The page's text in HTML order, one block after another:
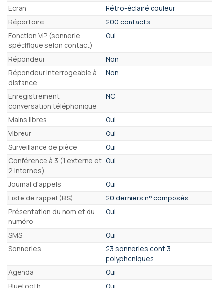
Ecran
Rétro-éclairé couleur
Répertoire
200 contacts
Fonction VIP (sonnerie
spécifique selon contact)
Oui
Répondeur
Non
Répondeur interrogeable à
distance
Non
Enregistrement
conversation téléphonique
NC
Mains libres
Oui
Vibreur
Oui
Surveillance de pièce
Oui
Conférence à 3 (1 externe et
2 internes)
Oui
Journal d'appels
Oui
Liste de rappel (BIS)
20 derniers n° composés
Présentation du nom et du
numéro
Oui
SMS
Oui
Sonneries
23 sonneries dont 3
polyphoniques
Agenda
Oui
Bluetooth
Oui